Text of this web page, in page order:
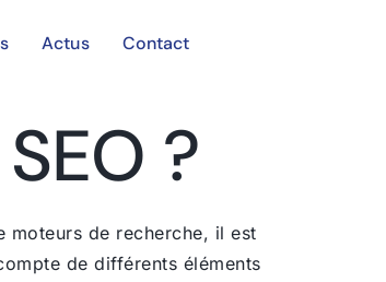
Actus Contact
?
moteurs de recherche, il est
de différents éléments